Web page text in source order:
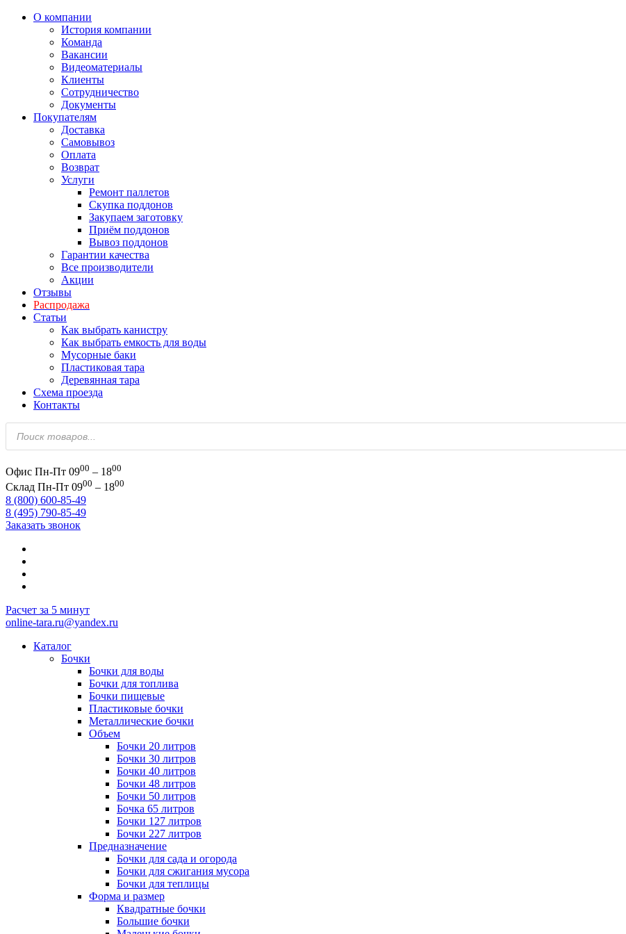
О компании
История компании
Команда
Вакансии
Видеоматериалы
Клиенты
Сотрудничество
Документы
Покупателям
Доставка
Самовывоз
Оплата
Возврат
Услуги
Ремонт паллетов
Скупка поддонов
Закупаем заготовку
Приём поддонов
Вывоз поддонов
Гарантии качества
Все производители
Акции
Отзывы
Распродажа
Статьи
Как выбрать канистру
Как выбрать емкость для воды
Мусорные баки
Пластиковая тара
Деревянная тара
Схема проезда
Контакты
Поиск
товаров
Офис Пн-Пт 0900 – 1800
Склад Пн-Пт 0900 – 1800
8 (800) 600-85-49
8 (495) 790-85-49
Заказать звонок
Расчет за 5 минут
online-tara.ru@yandex.ru
Каталог
Бочки
Бочки для воды
Бочки для топлива
Бочки пищевые
Пластиковые бочки
Металлические бочки
Объем
Бочки 20 литров
Бочки 30 литров
Бочки 40 литров
Бочки 48 литров
Бочки 50 литров
Бочка 65 литров
Бочки 127 литров
Бочки 227 литров
Предназначение
Бочки для сада и огорода
Бочки для сжигания мусора
Бочки для теплицы
Форма и размер
Квадратные бочки
Большие бочки